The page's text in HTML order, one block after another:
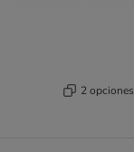
2 opciones